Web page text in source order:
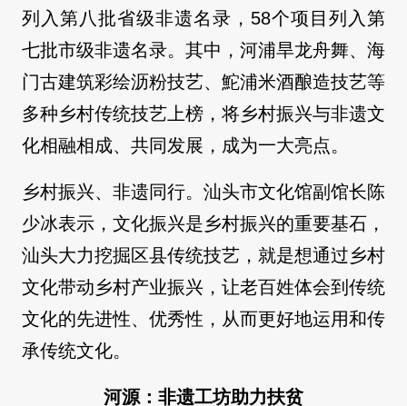
列入第八批省级非遗名录，58个项目列入第
七批市级非遗名录。其中，河浦旱龙舟舞、海
门古建筑彩绘沥粉技艺、鮀浦米酒酿造技艺等
多种乡村传统技艺上榜，将乡村振兴与非遗文
化相融相成、共同发展，成为一大亮点。
乡村振兴、非遗同行。汕头市文化馆副馆长陈
少冰表示，文化振兴是乡村振兴的重要基石，
汕头大力挖掘区县传统技艺，就是想通过乡村
文化带动乡村产业振兴，让老百姓体会到传统
文化的先进性、优秀性，从而更好地运用和传
承传统文化。
河源：非遗工坊助力扶贫